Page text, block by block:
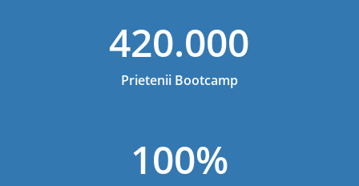
420.000
Prietenii Bootcamp
100%